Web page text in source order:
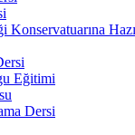
Konservatuarına
Eğitimi
Dersi